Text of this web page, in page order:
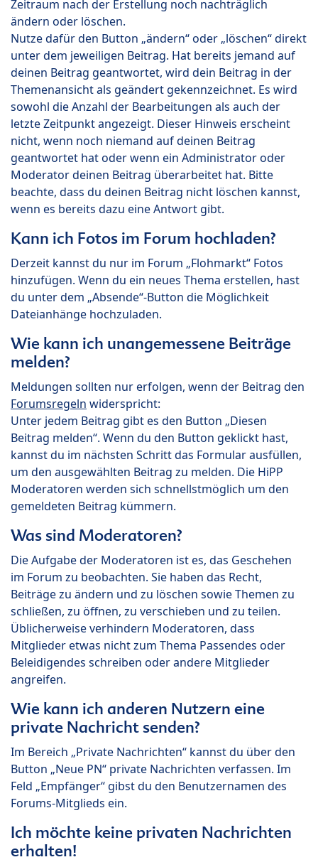
Zeitraum nach der Erstellung noch nachträglich
ändern oder löschen.
Nutze dafür den Button „ändern“ oder „löschen“ direkt
unter dem jeweiligen Beitrag. Hat bereits jemand auf
deinen Beitrag geantwortet, wird dein Beitrag in der
Themenansicht als geändert gekennzeichnet. Es wird
sowohl die Anzahl der Bearbeitungen als auch der
letzte Zeitpunkt angezeigt. Dieser Hinweis erscheint
nicht, wenn noch niemand auf deinen Beitrag
geantwortet hat oder wenn ein Administrator oder
Moderator deinen Beitrag überarbeitet hat. Bitte
beachte, dass du deinen Beitrag nicht löschen kannst,
wenn es bereits dazu eine Antwort gibt.
Kann ich Fotos im Forum hochladen?
Derzeit kannst du nur im Forum „Flohmarkt“ Fotos
hinzufügen. Wenn du ein neues Thema erstellen, hast
du unter dem „Absende“-Button die Möglichkeit
Dateianhänge hochzuladen.
Wie kann ich unangemessene Beiträge
melden?
Meldungen sollten nur erfolgen, wenn der Beitrag den
Forumsregeln widerspricht:
Unter jedem Beitrag gibt es den Button „Diesen
Beitrag melden“. Wenn du den Button geklickt hast,
kannst du im nächsten Schritt das Formular ausfüllen,
um den ausgewählten Beitrag zu melden. Die HiPP
Moderatoren werden sich schnellstmöglich um den
gemeldeten Beitrag kümmern.
Was sind Moderatoren?
Die Aufgabe der Moderatoren ist es, das Geschehen
im Forum zu beobachten. Sie haben das Recht,
Beiträge zu ändern und zu löschen sowie Themen zu
schließen, zu öffnen, zu verschieben und zu teilen.
Üblicherweise verhindern Moderatoren, dass
Mitglieder etwas nicht zum Thema Passendes oder
Beleidigendes schreiben oder andere Mitglieder
angreifen.
Wie kann ich anderen Nutzern eine
private Nachricht senden?
Im Bereich „Private Nachrichten“ kannst du über den
Button „Neue PN“ private Nachrichten verfassen. Im
Feld „Empfänger“ gibst du den Benutzernamen des
Forums-Mitglieds ein.
Ich möchte keine privaten Nachrichten
erhalten!